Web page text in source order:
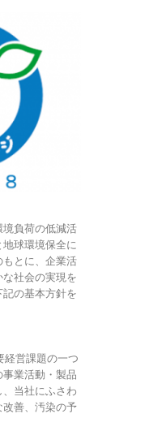
負荷の低減活
球環境保全に
とに、企業活
社会の実現を
の基本方針を
経営課題の一つ
業活動・製品
当社にふさわ
改善、汚染の予